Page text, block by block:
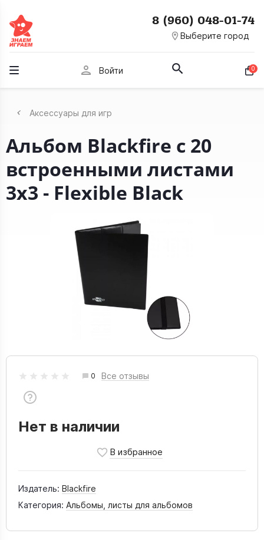
room Выберите город
8 (960) 048-01-74
person Войти 0
Аксессуары для игр
Альбом Blackfire c 20
встроенными листами
3х3 - Flexible Black
0 Все отзывы
Нет в наличии
Издатель: Blackfire
Категория: Альбомы, листы для альбомов